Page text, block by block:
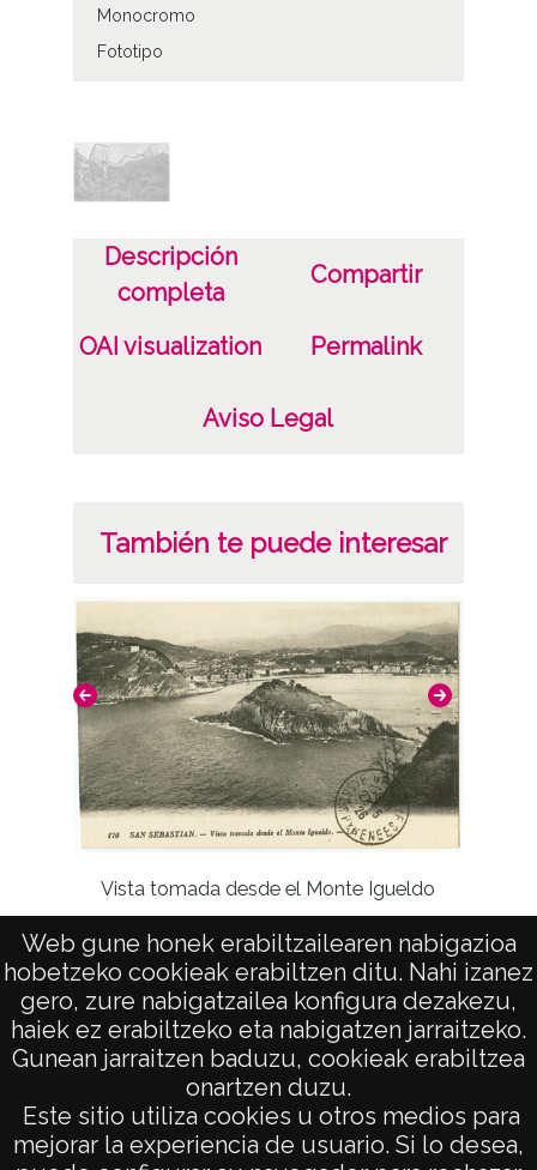
Web gune honek erabiltzailearen nabigazioa
hobetzeko cookieak erabiltzen ditu. Nahi izanez
gero, zure nabigatzailea konfigura dezakezu,
haiek ez erabiltzeko eta nabigatzen jarraitzeko.
Gunean jarraitzen baduzu, cookieak erabiltzea
onartzen duzu.
Este sitio utiliza cookies u otros medios para
mejorar la experiencia de usuario. Si lo desea,
Monocromo
Fototipo
Fototipia J. Thomas. Barcelona
Notas
Aránzazu; Fototipia Thomas - Barcelona;
Guipúzcoa ; Santuarios
CC BY-NC-SA 4.0
Descripción
completa
Compartir
OAI visualization Permalink
Aviso Legal
También te puede interesar
Vista tomada desde el Monte Igueldo
AVISO LEGAL
POLÍTICA DE PRIVACIDAD